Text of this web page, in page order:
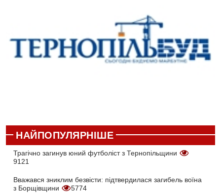
НАЙПОПУЛЯРНІШЕ
Трагічно загинув юний футболіст з Тернопільщини
9121
Вважався зниклим безвісти: підтвердилася загибель воїна
з Борщівщини
5774